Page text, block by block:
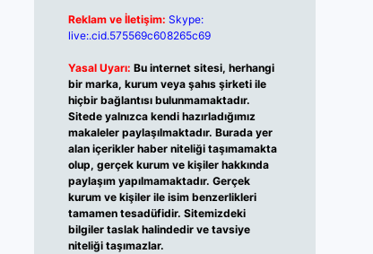
Reklam ve İletişim: Skype:
live:.cid.575569c608265c69
Yasal Uyarı: Bu internet sitesi, herhangi
bir marka, kurum veya şahıs şirketi ile
hiçbir bağlantısı bulunmamaktadır.
Sitede yalnızca kendi hazırladığımız
makaleler paylaşılmaktadır. Burada yer
alan içerikler haber niteliği taşımamakta
olup, gerçek kurum ve kişiler hakkında
paylaşım yapılmamaktadır. Gerçek
kurum ve kişiler ile isim benzerlikleri
tamamen tesadüfidir. Sitemizdeki
bilgiler taslak halindedir ve tavsiye
niteliği taşımazlar.